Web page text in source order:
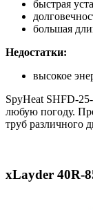
быстрая
большая
Недостатки:
высокое
SpyHeat SHFD-
любую погоду.
труб различного
xLayder 40R-